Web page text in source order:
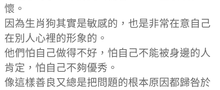
懷。
因為生肖狗其實是敏感的，也是非常在意自己
在別人心裡的形象的。
他們怕自己做得不好，怕自己不能被身邊的人
肯定，怕自己不夠優秀。
像這樣善良又總是把問題的根本原因都歸咎於